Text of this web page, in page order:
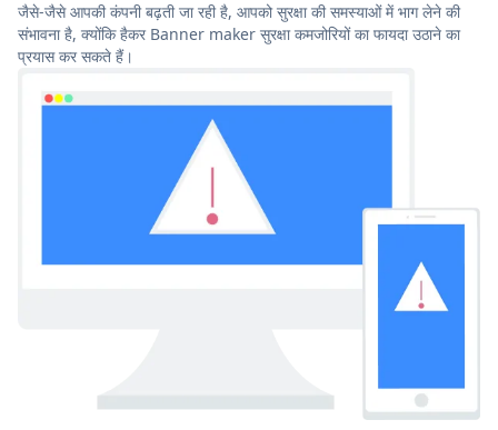
जैसे-जैसे आपकी कंपनी बढ़ती जा रही है, आपको सुरक्षा की समस्याओं में भाग लेने की
संभावना है, क्योंकि हैकर Banner maker सुरक्षा कमजोरियों का फायदा उठाने का
प्रयास कर सकते हैं।